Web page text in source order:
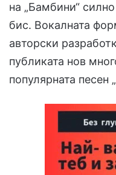
на „Бамбини“
бис. Вокалната
авторски
публиката нов
популярната песен